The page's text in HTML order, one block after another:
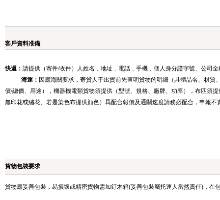
客戶資料准備
快遞： 請提供（寄件/收件）人姓名﹑地址﹑電話﹑手機﹑個人身分證字號、公司
海運： 因應海關要求，寄貨人于出貨前先查明貨物的明細（具體品名、材質
價/總價、用途），機器機電類貨物須提供（型號、規格、廠牌、功率），布匹須
無印花或繡花、若是染色布提供顔色）爲配合報價及通關速度請務必配合，申報不
貨物包裝要求
貨物應妥善包裝，易損壞或精密貨物需加釘木箱(妥善包裝屬托運人當然責任)，在